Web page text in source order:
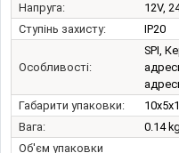
Напруга:
12V,
Ступінь захисту:
IP20
Особливості:
SPI,
Габарити упаковки:
10x5x1
Вага:
0.14 kg
Об'єм упаковки